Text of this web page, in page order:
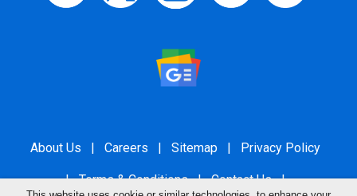
About Us | Careers | Sitemap | Privacy Policy
| Terms & Conditions | Contact Us |